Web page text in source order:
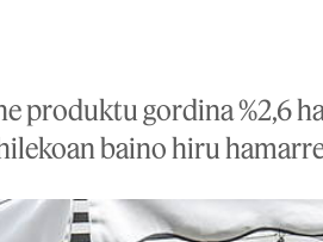
produktu gordina %2,6
baino hiru